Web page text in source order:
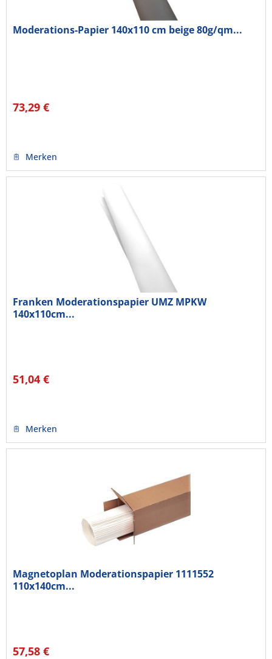
Moderations-Papier 140x110 cm beige 80g/qm...
73,29 €
Merken
Franken Moderationspapier UMZ MPKW
140x110cm...
51,04 €
Merken
Magnetoplan Moderationspapier 1111552
110x140cm...
57,58 €